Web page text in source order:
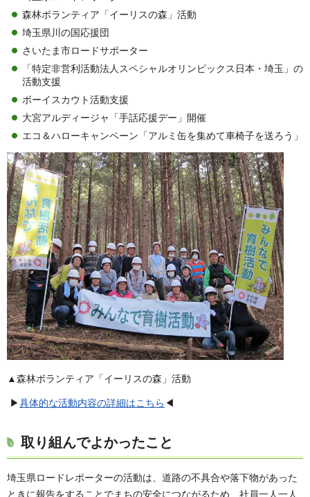
森林ボランティア「イーリスの森」活動
埼玉県川の国応援団
さいたま市ロードサポーター
「特定非営利活動法人スペシャルオリンピックス日本・埼玉」の
活動支援
ボーイスカウト活動支援
大宮アルディージャ「手話応援デー」開催
エコ＆ハローキャンペーン「アルミ缶を集めて車椅子を送ろう」
▲森林ボランティア「イーリスの森」活動
▶具体的な活動内容の詳細はこちら ◀
取り組んでよかったこと
埼玉県ロードレポーターの活動は、道路の不具合や落下物があった
ときに報告をすることでまちの安全につながるため、社員一人一人